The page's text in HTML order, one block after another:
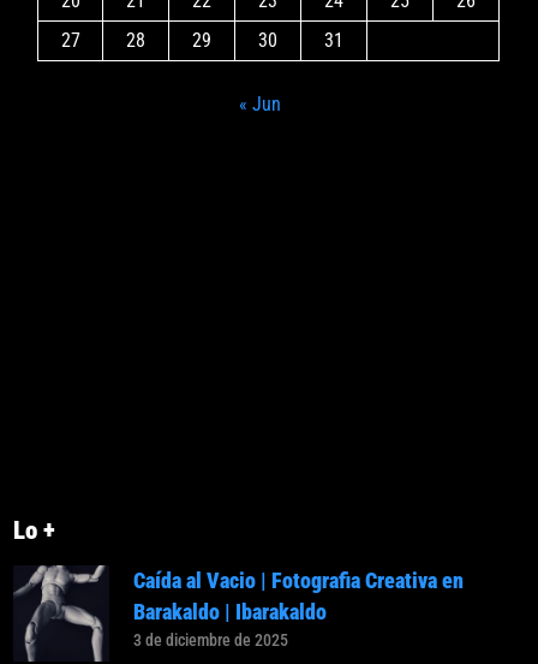
27
28 29 30 31
« Jun
Lo +
Caída al Vacio | Fotografia Creativa en
Barakaldo | Ibarakaldo
3 de diciembre de 2025